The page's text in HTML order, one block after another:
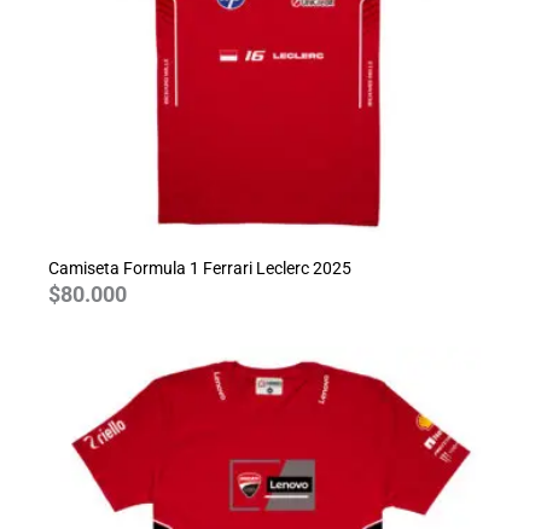
Camiseta Formula 1 Ferrari Leclerc 2025
$80.000